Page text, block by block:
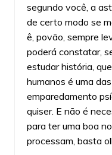
segundo você, a
de certo modo se
ê, povão, sempre
poderá constatar,
estudar história,
humanos é uma
emparedamento
quiser. E não é
para ter uma boa
processam, basta